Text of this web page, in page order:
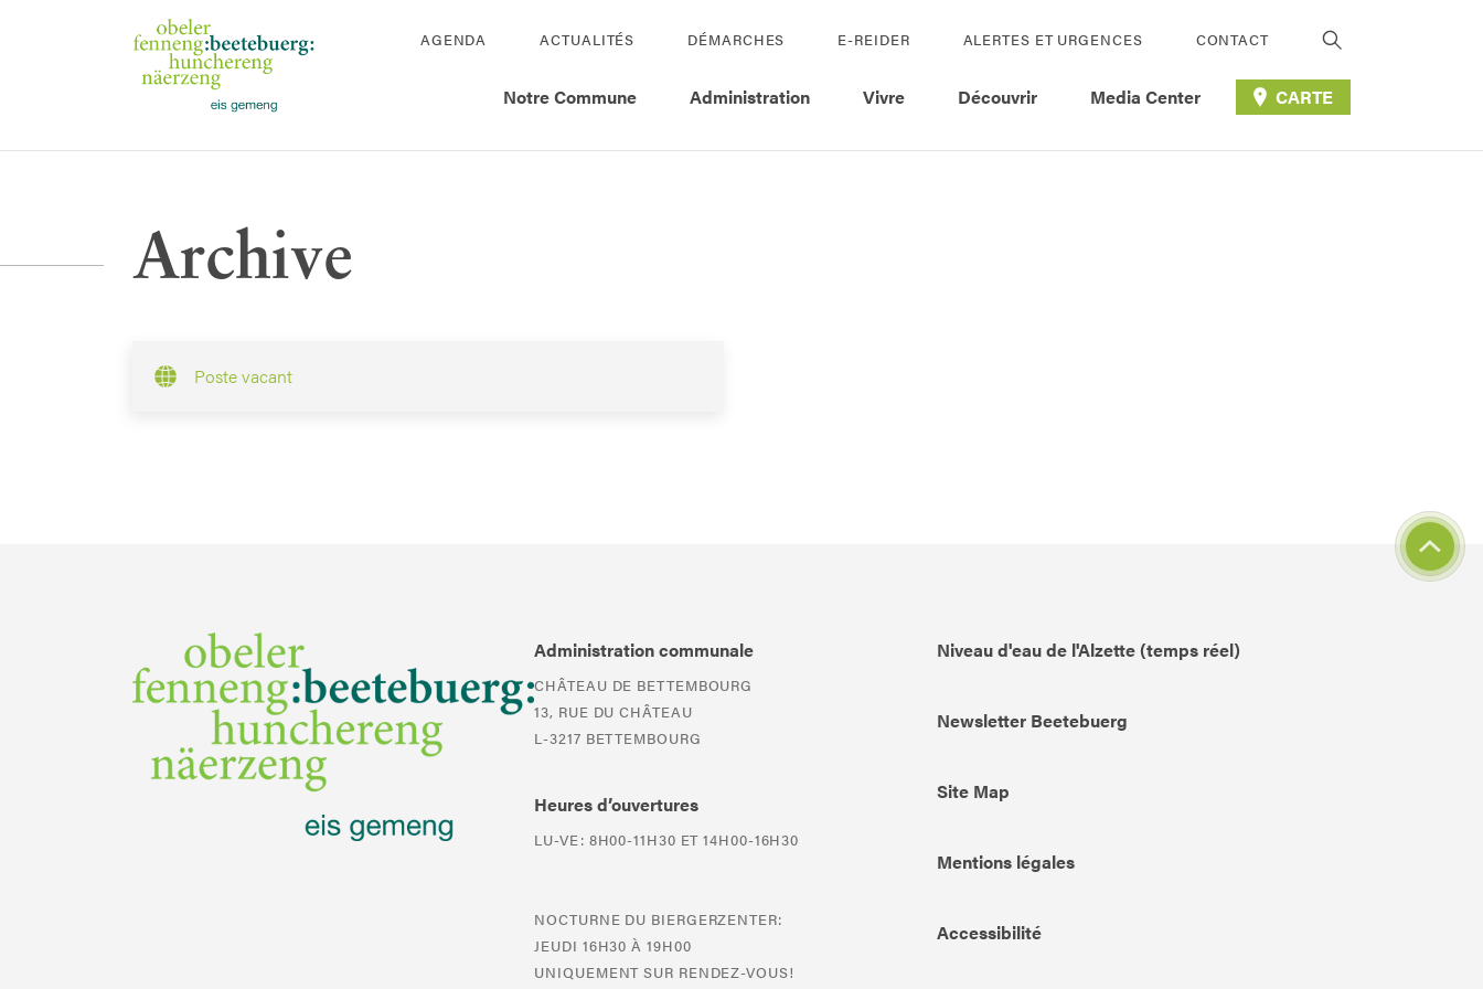
AGENDA ACTUALITÉS DÉMARCHES E-REIDER ALERTES ET URGENCES CONTACT
Notre Commune Administration Vivre Découvrir Media Center CARTE
Archive
Poste vacant
Administration communale
CHÂTEAU DE BETTEMBOURG
13, RUE DU CHÂTEAU
L-3217 BETTEMBOURG
Heures d’ouvertures
LU-VE: 8H00-11H30 ET 14H00-16H30
NOCTURNE DU BIERGERZENTER:
JEUDI 16H30 À 19H00
UNIQUEMENT SUR RENDEZ-VOUS!
Niveau d'eau de l'Alzette (temps réel)
Newsletter Beetebuerg
Site Map
Mentions légales
Accessibilité